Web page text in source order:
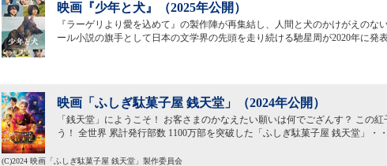
映画『少年と犬』（2025年公開）
『ラーゲリより愛を込めて』の製作陣が再集結し、人間と犬のかけがえのな
ール小説の旗手として日本の文学界の先頭を走り続ける馳星周が2020年に発
映画「ふしぎ駄菓子屋 銭天堂」（2024年公開）
「銭天堂」にようこそ！ お客さまのかなえたい願いは何でござんす？ この
う！ 全世界 累計発行部数 1100万部を突破した「ふしぎ駄菓子屋 銭天堂」・・
(C)2024 映画「ふしぎ駄菓子屋 銭天堂」製作委員会